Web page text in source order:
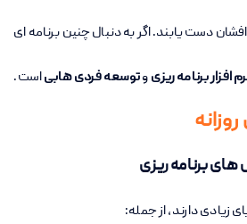
دست یابند. اگر به دنبال چنین برنامه ای
افزار برنامه ریزیوتوسعه فردی هابیاست.
های برنامه ریزی
زیادی دارند، از جمله: